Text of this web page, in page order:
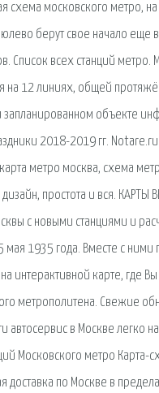
схема московского метро,
берут свое начало
Список всех станций
12 линиях, общей
объекте
2018-2019 гг.
метро москва, схема
простота и вся.
с новыми станциями и
1935 года. Вместе с
интерактивной карте,
метрополитена. Свежие
в Москве легко
Московского метро
доставка по Москве в